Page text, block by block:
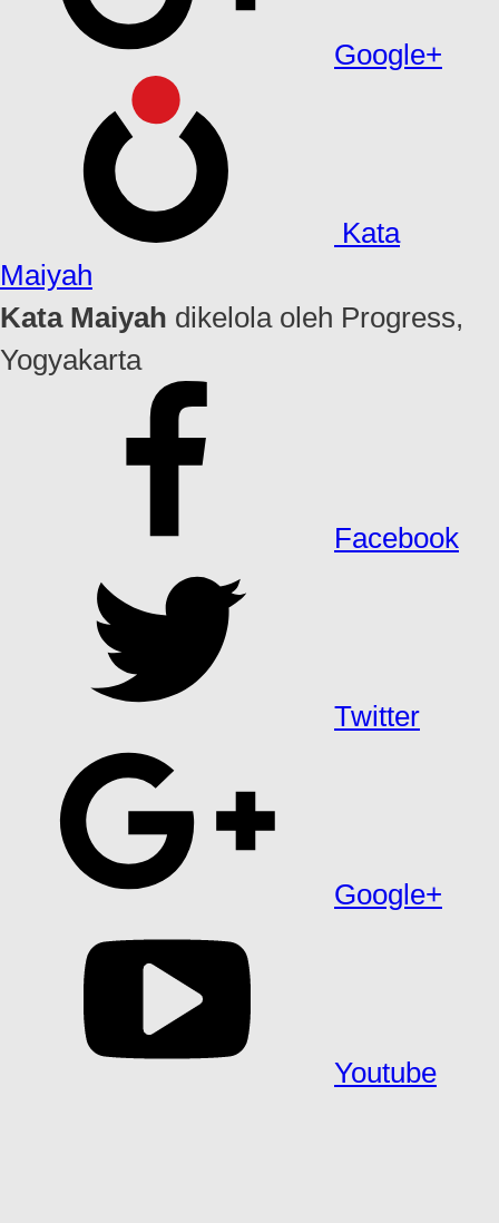
Google+
Kata
Maiyah
Kata Maiyah dikelola oleh Progress,
Yogyakarta
Facebook
Twitter
Google+
Youtube